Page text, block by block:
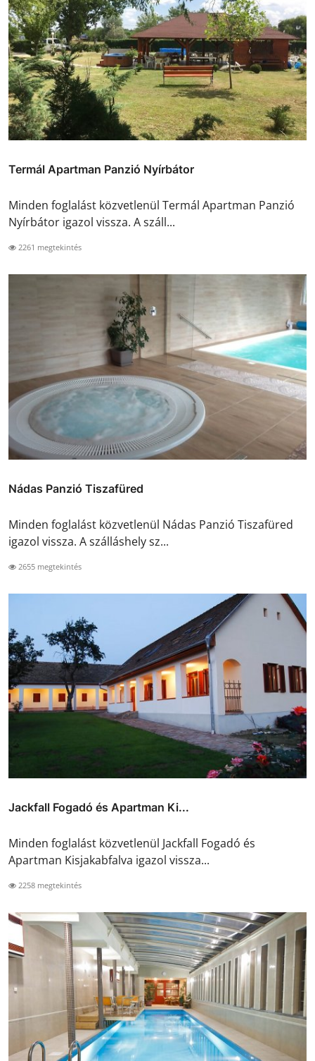
Termál Apartman Panzió Nyírbátor
Minden foglalást közvetlenül Termál Apartman Panzió
Nyírbátor igazol vissza. A száll...
2261 megtekintés
Nádas Panzió Tiszafüred
Minden foglalást közvetlenül Nádas Panzió Tiszafüred
igazol vissza. A szálláshely sz...
2655 megtekintés
Jackfall Fogadó és Apartman Ki...
Minden foglalást közvetlenül Jackfall Fogadó és
Apartman Kisjakabfalva igazol vissza...
2258 megtekintés